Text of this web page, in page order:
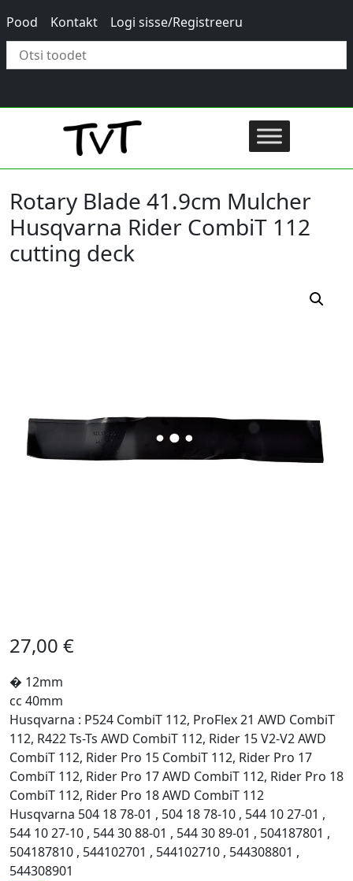
Pood Kontakt Logi sisse/Registreeru
Rotary Blade 41.9cm Mulcher
Husqvarna Rider CombiT 112
cutting deck
27,00 €
� 12mm
cc 40mm
Husqvarna : P524 CombiT 112, ProFlex 21 AWD CombiT
112, R422 Ts-Ts AWD CombiT 112, Rider 15 V2-V2 AWD
CombiT 112, Rider Pro 15 CombiT 112, Rider Pro 17
CombiT 112, Rider Pro 17 AWD CombiT 112, Rider Pro 18
CombiT 112, Rider Pro 18 AWD CombiT 112
Husqvarna 504 18 78-01 , 504 18 78-10 , 544 10 27-01 ,
544 10 27-10 , 544 30 88-01 , 544 30 89-01 , 504187801 ,
504187810 , 544102701 , 544102710 , 544308801 ,
544308901